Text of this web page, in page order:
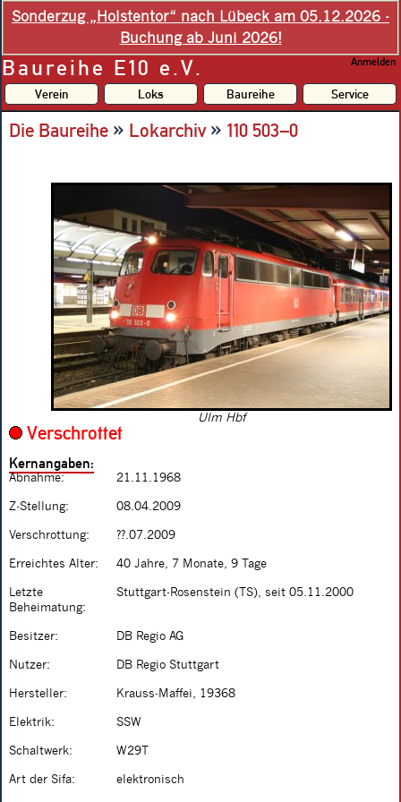
Sonderzug „Holstentor“ nach Lübeck am 05.12.2026 -
Buchung ab Juni 2026!
Baureihe E10 e.V. Anmelden
Verein Loks Baureihe Service
Die Baureihe » Lokarchiv» 110 503–0
Ulm Hbf
Verschrottet
Kernangaben:
Abnahme: 21.11.1968
Z-Stellung: 08.04.2009
Verschrottung: ??.07.2009
Erreichtes Alter: 40 Jahre, 7 Monate, 9 Tage
Letzte
Beheimatung:
Stuttgart-Rosenstein (TS), seit 05.11.2000
Besitzer: DB Regio AG
Nutzer: DB Regio Stuttgart
Hersteller: Krauss-Maffei, 19368
Elektrik: SSW
Schaltwerk: W29T
Art der Sifa: elektronisch